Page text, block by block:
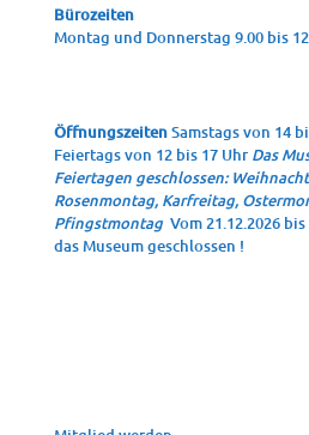
Büro­zei­ten
Mon­tag und Don­ners­tag 9.00 bis
ÖffnungszeitenSamstags von 14
Feiertags von 12 bis 17 Uhr Das
Feiertagen geschlossen:
Rosenmontag, Karfreitag,
Pfingstmontag Vom 21.12.2026
das Museum geschlossen !